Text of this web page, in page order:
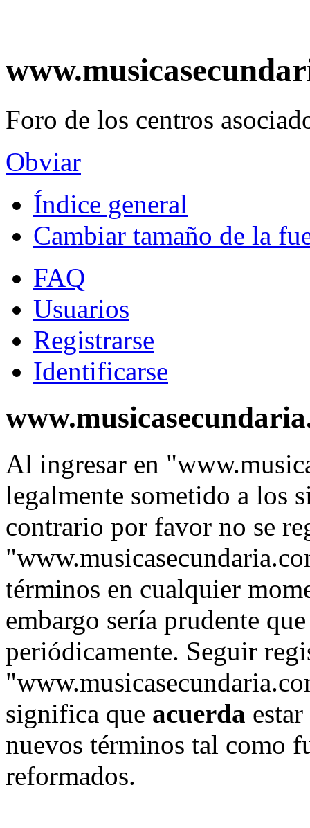
Foro de los centros
Obviar
Índice general
Cambiar tamaño de la
FAQ
Usuarios
Registrarse
Identificarse
Al ingresar en
legalmente sometido a los
contrario por favor no se
términos en cualquier
embargo sería prudente
periódicamente. Seguir
significa que acuerda
nuevos términos tal como
reformados.